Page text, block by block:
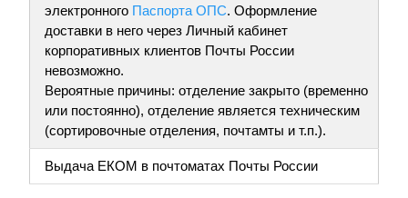
электронного Паспорта ОПС. Оформление
доставки в него через Личный кабинет
корпоративных клиентов Почты России
невозможно.
Вероятные причины: отделение закрыто (временно
или постоянно), отделение является техническим
(сортировочные отделения, почтамты и т.п.).
Выдача ЕКОМ в почтоматах Почты России